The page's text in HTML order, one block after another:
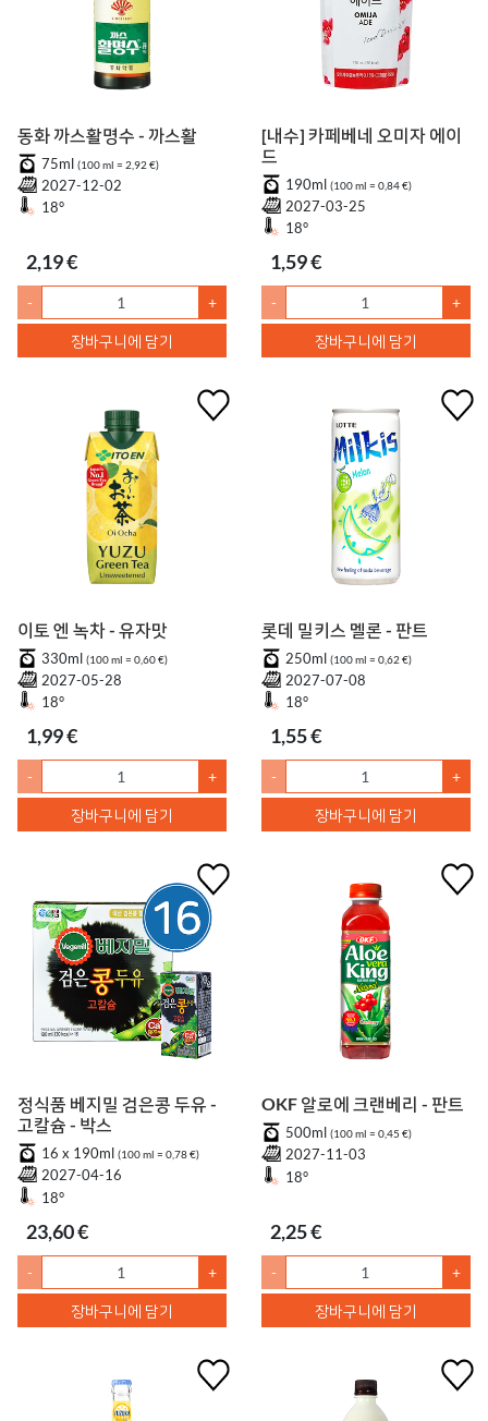
동화 까스활명수 - 까스활
75ml (100 ml = 2,92 €)
2027-12-02
18°
2,19 €
- +
장바구니에 담기
[내수] 카페베네 오미자 에이
드
190ml (100 ml = 0,84 €)
2027-03-25
18°
1,59 €
- +
장바구니에 담기
이토 엔 녹차 - 유자맛
330ml (100 ml = 0,60 €)
2027-05-28
18°
1,99 €
- +
장바구니에 담기
롯데 밀키스 멜론 - 판트
250ml (100 ml = 0,62 €)
2027-07-08
18°
1,55 €
- +
장바구니에 담기
정식품 베지밀 검은콩 두유 -
고칼슘 - 박스
16 x 190ml (100 ml = 0,78 €)
2027-04-16
18°
23,60 €
- +
장바구니에 담기
OKF 알로에 크랜베리 - 판트
500ml (100 ml = 0,45 €)
2027-11-03
18°
2,25 €
- +
장바구니에 담기